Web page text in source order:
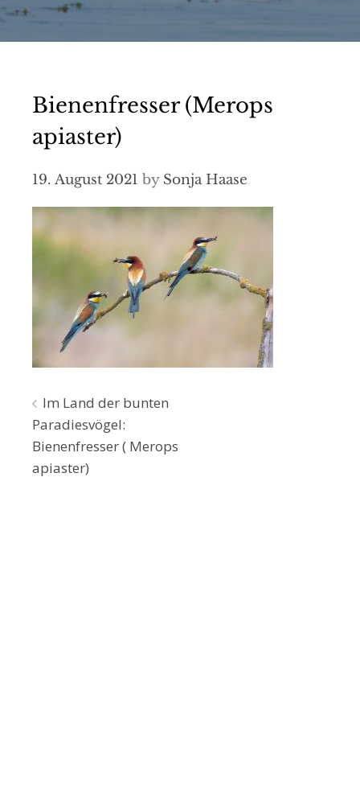
Bienenfresser (Merops
apiaster)
19. August 2021 by Sonja Haase
Beitragsnavigation
Im Land der bunten
Paradiesvögel:
Bienenfresser ( Merops
apiaster)